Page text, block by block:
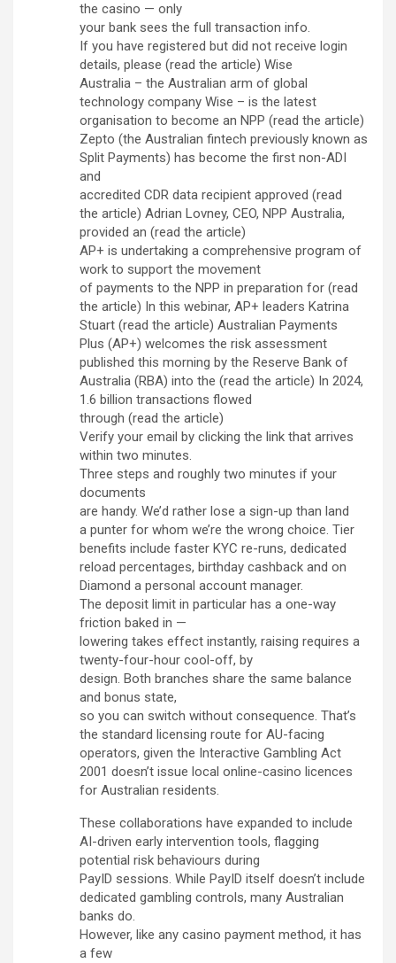
the casino — only
your bank sees the full transaction info.
If you have registered but did not receive login
details, please (read the article) Wise
Australia – the Australian arm of global
technology company Wise – is the latest
organisation to become an NPP (read the article)
Zepto (the Australian fintech previously known as
Split Payments) has become the first non-ADI
and
accredited CDR data recipient approved (read
the article) Adrian Lovney, CEO, NPP Australia,
provided an (read the article)
AP+ is undertaking a comprehensive program of
work to support the movement
of payments to the NPP in preparation for (read
the article) In this webinar, AP+ leaders Katrina
Stuart (read the article) Australian Payments
Plus (AP+) welcomes the risk assessment
published this morning by the Reserve Bank of
Australia (RBA) into the (read the article) In 2024,
1.6 billion transactions flowed
through (read the article)
Verify your email by clicking the link that arrives
within two minutes.
Three steps and roughly two minutes if your
documents
are handy. We’d rather lose a sign-up than land
a punter for whom we’re the wrong choice. Tier
benefits include faster KYC re-runs, dedicated
reload percentages, birthday cashback and on
Diamond a personal account manager.
The deposit limit in particular has a one-way
friction baked in —
lowering takes effect instantly, raising requires a
twenty-four-hour cool-off, by
design. Both branches share the same balance
and bonus state,
so you can switch without consequence. That’s
the standard licensing route for AU-facing
operators, given the Interactive Gambling Act
2001 doesn’t issue local online-casino licences
for Australian residents.
These collaborations have expanded to include
AI-driven early intervention tools, flagging
potential risk behaviours during
PayID sessions. While PayID itself doesn’t include
dedicated gambling controls, many Australian
banks do.
However, like any casino payment method, it has
a few